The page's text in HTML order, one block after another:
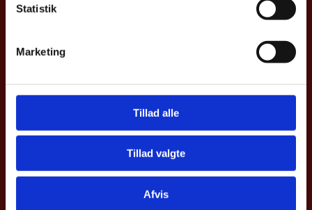
Statistik
Marketing
Tillad alle
Tillad valgte
Afvis
Citizen inquiries -
Royal Danish Consulate General, Sydney
Level 33, Suite 33.02
1 O'Connell Street